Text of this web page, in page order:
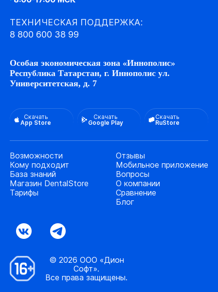
ТЕХНИЧЕСКАЯ ПОДДЕРЖКА:
8 800 600 38 99
Особая экономическая зона «Иннополис»
Республика Татарстан, г. Иннополис ул.
Университетская, д. 7
Скачать
App Store
Скачать
Google Play
Скачать
RuStore
Возможности
Кому подходит
База знаний
Магазин DentalStore
Тарифы
Отзывы
Мобильное приложение
Вопросы
О компании
Сравнение
Блог
© 2026 ООО «Дион
Софт».
Все права защищены.